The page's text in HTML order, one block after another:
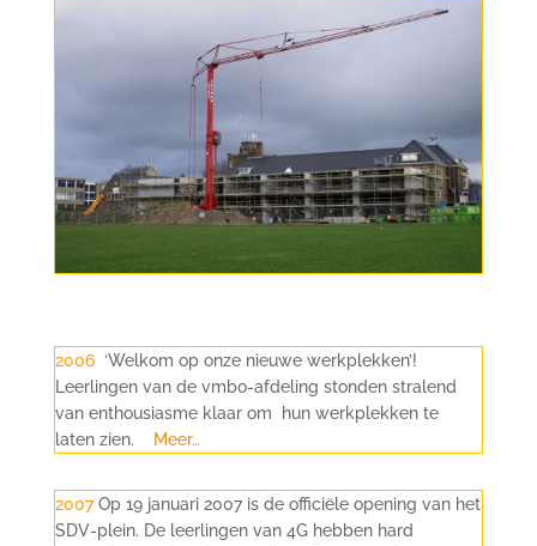
2006‘Welkom op onze nieuwe werkplekken’!
Leerlingen van de vmbo-afdeling stonden stralend
van enthousiasme klaar om hun werkplekken te
laten zien.
Meer…
2007Op 19 januari 2007 is de officiële opening van het
SDV-plein. De leerlingen van 4G hebben hard